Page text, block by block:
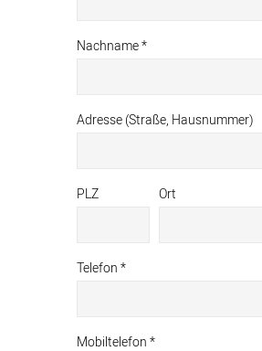
Nachname *
Adresse (Straße, Hausnummer)
PLZ Ort
Telefon *
Mobiltelefon *